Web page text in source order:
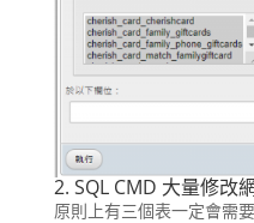
2. SQL CMD 大量修改
原則上有三個表一定會需